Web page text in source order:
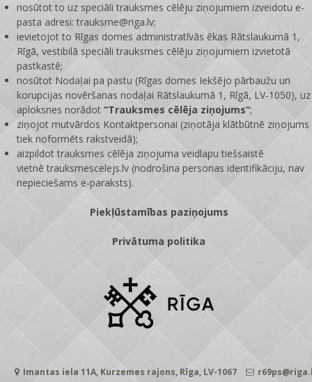
nosūtot to uz speciāli trauksmes cēlēju ziņojumiem izveidotu e-
pasta adresi: trauksme@riga.lv;
ievietojot to Rīgas domes administratīvās ēkas Rātslaukumā 1,
Rīgā, vestibilā speciāli trauksmes cēlēju ziņojumiem izvietotā
pastkastē;
nosūtot Nodaļai pa pastu (Rīgas domes Iekšējo pārbaužu un
korupcijas novēršanas nodaļai Rātslaukumā 1, Rīgā, LV-1050), uz
aploksnes norādot“Trauksmes cēlēja ziņojums”;
ziņojot mutvārdos Kontaktpersonai (ziņotāja klātbūtnē ziņojums
tiek noformēts rakstveidā);
aizpildot trauksmes cēlēja ziņojuma veidlapu tiešsaistē
vietnētrauksmescelejs.lv (nodrošina personas identifikāciju, nav
nepieciešams e-paraksts).
Piekļūstamības paziņojums
Privātuma politika
Imantas iela 11A, Kurzemes rajons, Rīga, LV-1067